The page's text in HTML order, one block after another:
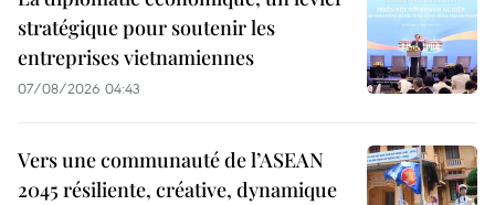
stratégique pour soutenir les
entreprises vietnamiennes
07/08/2026 04:43
Vers une communauté de l’ASEAN
2045 résiliente, créative, dynamique